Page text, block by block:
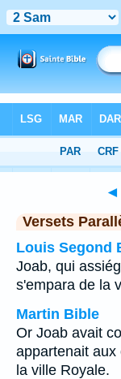
Chapitre 12 > Verset 26
◄
Versets
Louis Segond
Joab, qui
s'empara de la
Martin Bible
Or Joab avait
appartenait
la ville Royale.